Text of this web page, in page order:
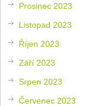
Prosinec 2023
Listopad 2023
Říjen 2023
Září 2023
Srpen 2023
Červenec 2023